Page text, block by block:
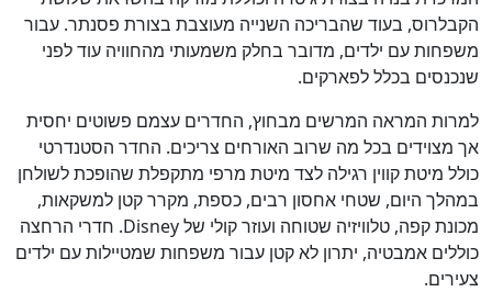
הקבלרוס, בעוד שהבריכה השנייה מעוצבת בצורת פסנתר. עבור
משפחות עם ילדים, מדובר בחלק משמעותי מהחוויה עוד לפני
שנכנסים בכלל לפארקים.
למרות המראה המרשים מבחוץ, החדרים עצמם פשוטים יחסית
אך מצוידים בכל מה שרוב האורחים צריכים. החדר הסטנדרטי
כולל מיטת קווין רגילה לצד מיטת מרפי מתקפלת שהופכת לשולחן
במהלך היום, שטחי אחסון רבים, כספת, מקרר קטן למשקאות,
מכונת קפה, טלוויזיה שטוחה ועוזר קולי של Disney. חדרי הרחצה
כוללים אמבטיה, יתרון לא קטן עבור משפחות שמטיילות עם ילדים
צעירים.